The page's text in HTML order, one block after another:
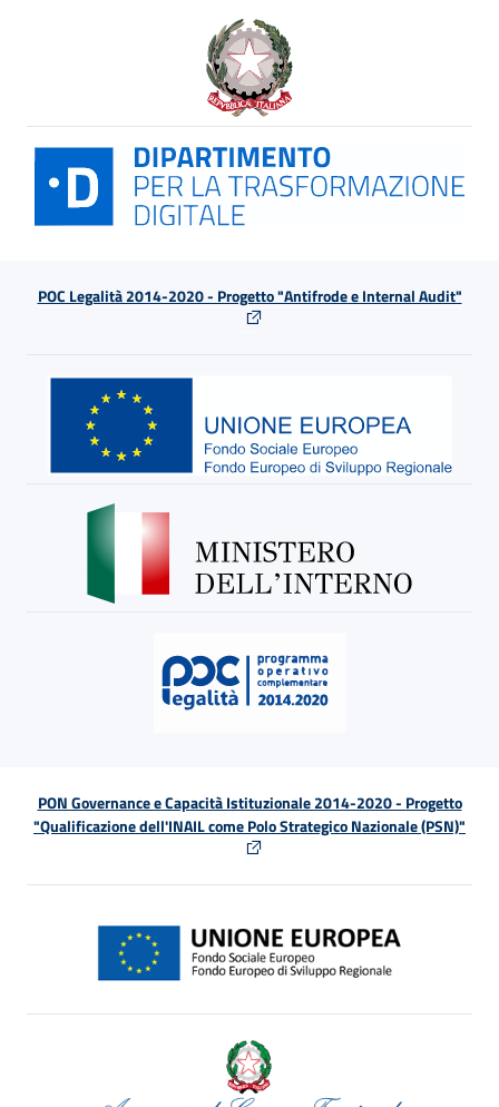
POC Legalità 2014-2020 - Progetto "Antifrode e Internal Audit"
PON Governance e Capacità Istituzionale 2014-2020 - Progetto
"Qualificazione dell'INAIL come Polo Strategico Nazionale (PSN)"